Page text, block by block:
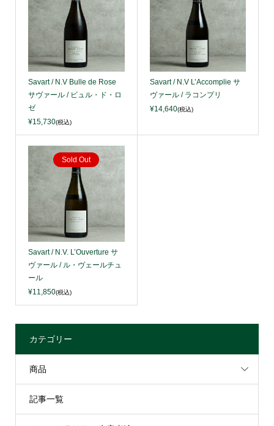
Savart / N.V Bulle de Rose
サヴァール / ビュル・ド・ロ
ゼ
¥15,730(税込)
Savart / N.V L’Accomplie サ
ヴァール / ラコンプリ
¥14,640(税込)
Sold Out
Savart / N.V. L’Ouverture サ
ヴァール / ル・ヴェールチュ
ール
¥11,850(税込)
カテゴリー
商品
記事一覧